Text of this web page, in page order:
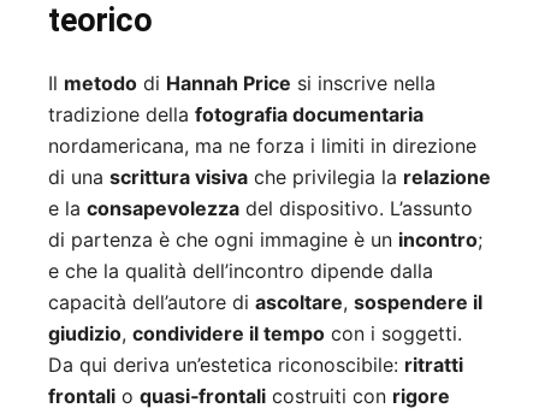
teorico
Il metodo di Hannah Price si inscrive nella
tradizione della fotografia documentaria
nordamericana, ma ne forza i limiti in direzione
di una scrittura visiva che privilegia la relazione
e la consapevolezza del dispositivo. L’assunto
di partenza è che ogni immagine è un incontro;
e che la qualità dell’incontro dipende dalla
capacità dell’autore di ascoltare, sospendere il
giudizio, condividere il tempo con i soggetti.
Da qui deriva un’estetica riconoscibile: ritratti
frontali o quasi‑frontali costruiti con rigore